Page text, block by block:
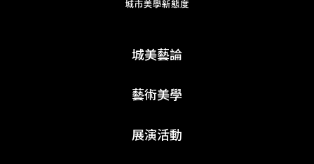
城美藝論
藝術美學
展演活動